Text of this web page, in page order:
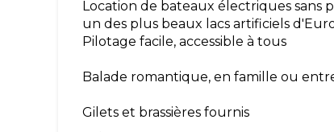
Location de bateaux électriques
un des plus beaux lacs artificiels
Pilotage facile, accessible à tous
Balade romantique, en famille ou
Gilets et brassières fournis